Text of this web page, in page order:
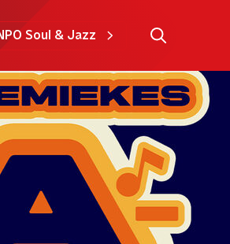
Soul & Jazz